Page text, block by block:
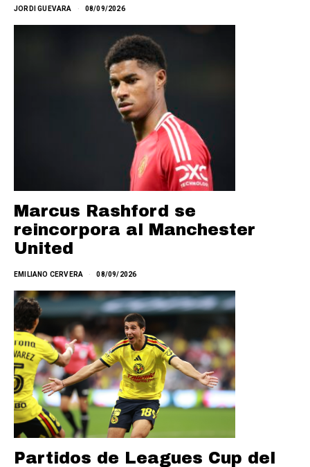
JORDI GUEVARA 08/09/2026
Marcus Rashford se
reincorpora al Manchester
United
EMILIANO CERVERA 08/09/2026
Partidos de Leagues Cup del